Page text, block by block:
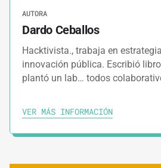
AUTORA
Dardo Ceballos
Hacktivista., trabaja en
innovación pública. Escribió
plantó un lab… todos
VER MÁS INFORMACIÓN